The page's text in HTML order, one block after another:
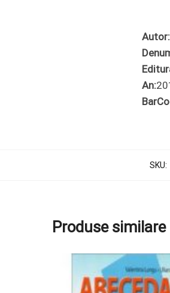
Autor:
An:
SKU:
Produse similare